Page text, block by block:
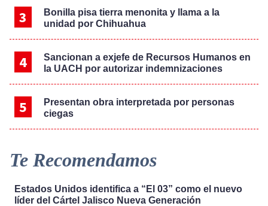
Bonilla pisa tierra menonita y llama a la
unidad por Chihuahua
Sancionan a exjefe de Recursos Humanos en
la UACH por autorizar indemnizaciones
Presentan obra interpretada por personas
ciegas
Te Recomendamos
Estados Unidos identifica a “El 03” como el nuevo
líder del Cártel Jalisco Nueva Generación